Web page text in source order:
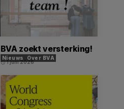
BVA zoekt versterking!
Nieuws Over BVA
schedule1 juni 2026